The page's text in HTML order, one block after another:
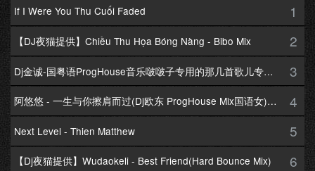
If I Were You Thu Cuối Faded 1
【DJ夜猫提供】Chiều Thu Họa Bóng Nàng - Bibo Mix 2
Dj金诚-国粤语ProgHouse音乐啵啵子专用的那几首歌儿专辑172Mix串烧 3
阿悠悠 - 一生与你擦肩而过(Dj欧东 ProgHouse Mix国语女)Dj小耀修改 4
Next Level - Thien Matthew 5
【Dj夜猫提供】Wudaokeli - Best Friend(Hard Bounce Mix) 6